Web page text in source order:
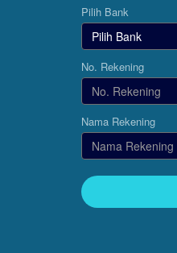
Pilih Bank
No. Rekening
Nama Rekening